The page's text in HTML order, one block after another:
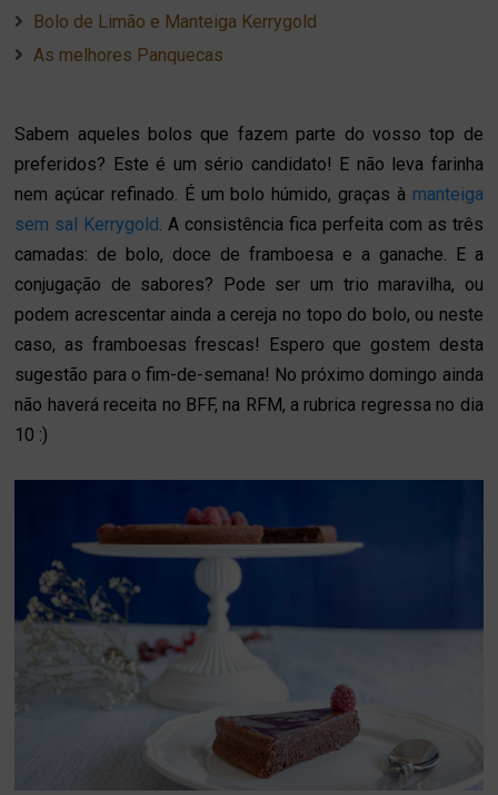
Bolo de Limão e Manteiga Kerrygold
As melhores Panquecas
Sabem aqueles bolos que fazem parte do vosso top de
preferidos? Este é um sério candidato! E não leva farinha
nem açúcar refinado. É um bolo húmido, graças à manteiga
sem sal Kerrygold. A consistência fica perfeita com as três
camadas: de bolo, doce de framboesa e a ganache. E a
conjugação de sabores? Pode ser um trio maravilha, ou
podem acrescentar ainda a cereja no topo do bolo, ou neste
caso, as framboesas frescas! Espero que gostem desta
sugestão para o fim-de-semana! No próximo domingo ainda
não haverá receita no BFF, na RFM, a rubrica regressa no dia
10 :)